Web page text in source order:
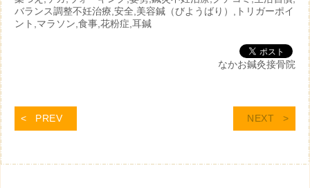
バランス調整不妊治療,安全,美容鍼（びようばり）,トリガーポイ
ント,マラソン,食事,花粉症,耳鍼
なかお鍼灸接骨院
PREV NEXT